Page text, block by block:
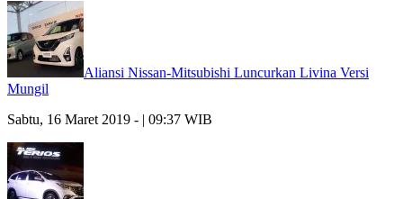
Aliansi Nissan-Mitsubishi Luncurkan Livina Versi
Mungil
Sabtu, 16 Maret 2019 - | 09:37 WIB